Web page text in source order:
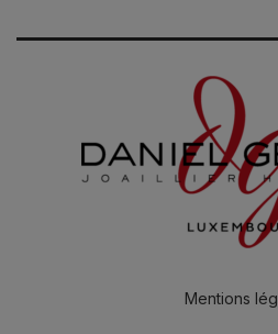
Mentions